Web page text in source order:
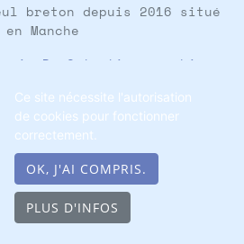
breton depuis 2016 situé
en Manche
Du Cotentin
chien-
- Copyright© Des Plumes Des
2026 - Site créé avec
Ce site nécessite l'autorisation
de cookies pour fonctionner
correctement.
OK, J'AI COMPRIS.
PLUS D'INFOS